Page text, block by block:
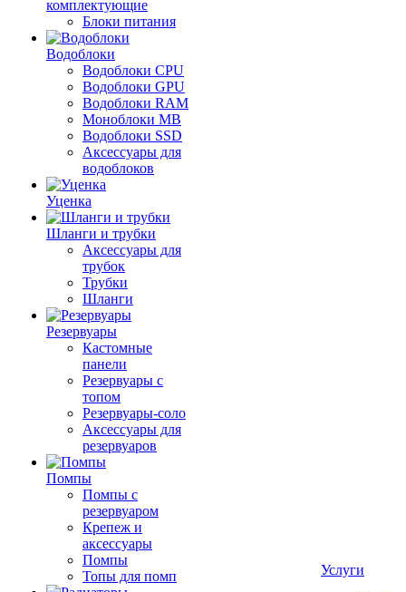
комплектующие
Блоки питания
Водоблоки
Водоблоки CPU
Водоблоки GPU
Водоблоки RAM
Моноблоки MB
Водоблоки SSD
Аксессуары для
водоблоков
Уценка
Шланги и трубки
Аксессуары для
трубок
Трубки
Шланги
Резервуары
Кастомные
панели
Резервуары с
топом
Резервуары-соло
Аксессуары для
резервуаров
Помпы
Помпы с
резервуаром
Крепеж и
аксессуары
Помпы
Топы для помп
Услуги